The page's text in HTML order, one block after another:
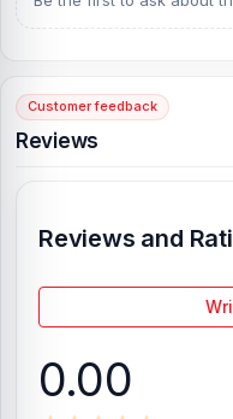
support from our expert
[/vc_column][/vc_row]
Customer feedback
Reviews
Reviews and
0.00